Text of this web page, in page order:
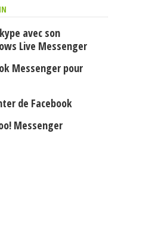
avec son
Live Messenger
Messenger pour
de Facebook
Messenger